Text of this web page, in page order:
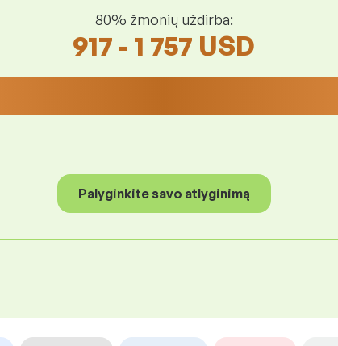
80% žmonių uždirba:
917 - 1 757 USD
Palyginkite savo atlyginimą